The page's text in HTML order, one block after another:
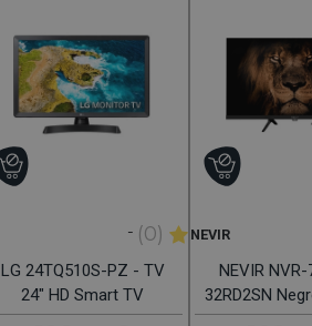
- (0)
LG 24TQ510S-PZ - TV
24" HD Smart TV
NEVIR
NEVIR
32RD2SN
HDR